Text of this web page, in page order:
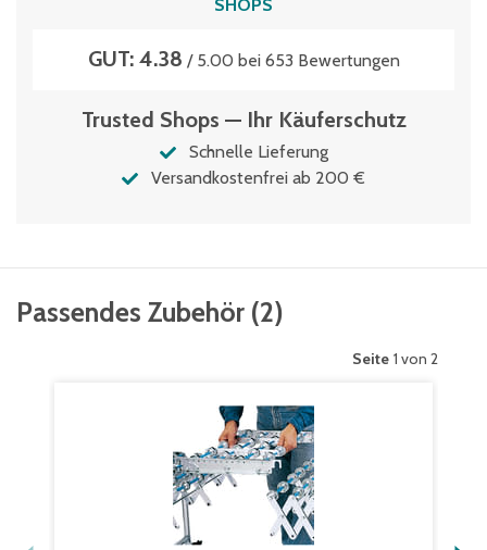
SHOPS
GUT: 4.38 / 5.00 bei 653 Bewertungen
Trusted Shops — Ihr Käuferschutz
Schnelle Lieferung
Versandkostenfrei ab 200 €
Passendes Zubehör (2)
Seite 1 von 2